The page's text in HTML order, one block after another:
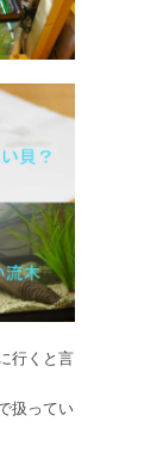
行くと言
扱ってい